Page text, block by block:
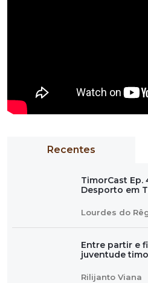
Recentes
TimorCast Ep.
Desporto em
Lourdes do
Entre partir e
juventude
Rilijanto Viana